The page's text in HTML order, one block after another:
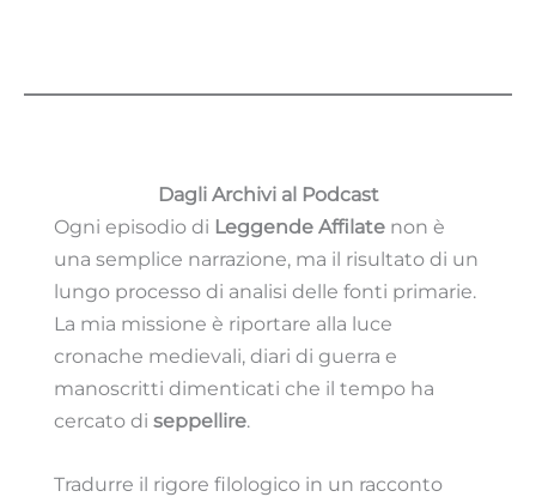
Dagli Archivi al Podcast
Ogni episodio di Leggende Affilatenon è
una semplice narrazione, ma il risultato di un
lungo processo di analisi delle fonti primarie.
La mia missione è riportare alla luce
cronache medievali, diari di guerra e
manoscritti dimenticati che il tempo ha
cercato di seppellire.
Tradurre il rigore filologico in un racconto